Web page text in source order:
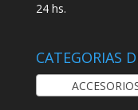
24 hs.
CATEGORIAS
ACCESORIOS